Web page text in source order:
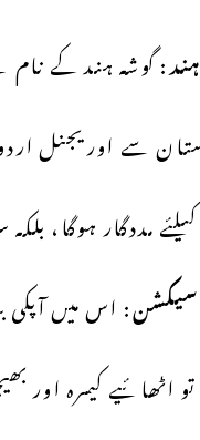
ہند: گوشہ ہند کے
سے اوریجنل
مددگار ہوگا،
سیکشن: اس میں آپکی
اٹھائیے کیمرہ اور